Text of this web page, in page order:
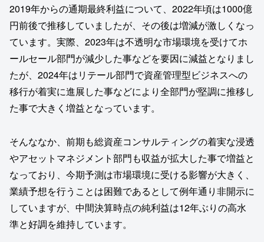
2019年からの通期最終利益について、2022年頃は1000億
円前後で推移していましたが、その後は増減が激しくなっ
ています。実際、2023年は不透明な市場環境を受けてホ
ールセール部門が減少した事などを要因に減益となりまし
たが、2024年はリテール部門で資産管理型ビジネスへの
移行が着実に進展した事などにより全部門が堅調に推移し
た事で大きく増益となっています。
そんななか、前期も総資産コンサルティングの着実な浸透
やアセットマネジメント部門も収益が拡大した事で増益と
なっており、今期予測は市場環境に受ける影響が大きく、
業績予想を行うことは困難であるとして例年通り非開示に
していますが、中間決算時点の純利益は12年ぶりの高水
準と好調を維持しています。